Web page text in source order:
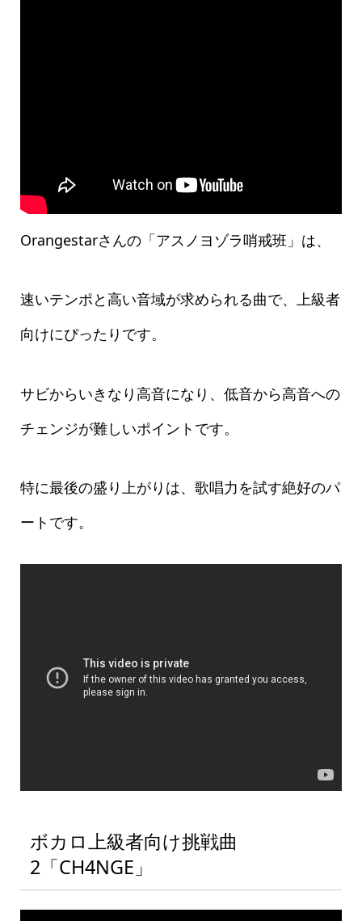
Orangestarさんの「アスノヨゾラ哨戒班」は、
速いテンポと高い音域が求められる曲で、上級者
向けにぴったりです。
サビからいきなり高音になり、低音から高音への
チェンジが難しいポイントです。
特に最後の盛り上がりは、歌唱力を試す絶好のパ
ートです。
ボカロ上級者向け挑戦曲
2「CH4NGE」